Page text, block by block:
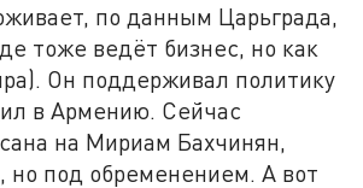
по данным Царьграда,
тоже ведёт бизнес, но как
Он поддерживал политику
в Армению. Сейчас
на Мириам Бахчинян,
но под обременением. А вот